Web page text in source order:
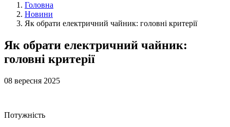
Головна
Новини
Як обрати електричний чайник: головні критерії
Як обрати електричний чайник:
головні критерії
08 вересня 2025
Потужність